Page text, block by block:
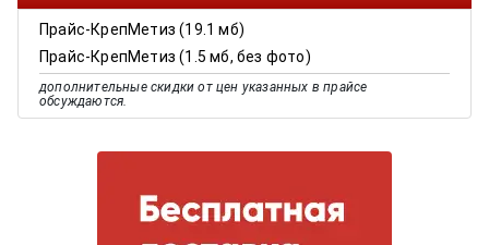
Прайс-КрепМетиз (19.1 мб)
Прайс-КрепМетиз (1.5 мб, без фото)
дополнительные скидки от цен указанных в прайсе
обсуждаются.